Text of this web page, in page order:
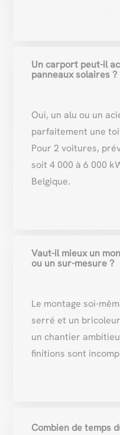
Un carport peut-il
panneaux solaires ?
Oui, un alu ou un
parfaitement une
Pour 2 voitures,
soit 4 000 à 6 000
Belgique.
Vaut-il mieux un
ou un sur-mesure ?
Le montage soi-
serré et un
un chantier
finitions sont
Combien de temps